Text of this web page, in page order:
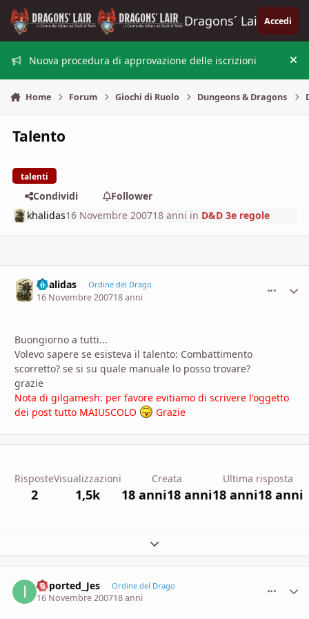
Vai al contenuto
Dragons´ Lair Accedi
Nuova procedura di approvazione delle iscrizioni
Home Forum Giochi di Ruolo Dungeons & Dragons
Talento
talenti
Condividi
Follower
khalidas16 Novembre 200718 anni in D&D 3e regole
khalidas Ordine del Drago
16 Novembre 200718 anni
Buongiorno a tutti...
Volevo sapere se esisteva il talento: Combattimento
scorretto? se si su quale manuale lo posso trovare?
grazie
Nota di gilgamesh: per favore evitiamo di scrivere l'oggetto
dei post tutto MAIUSCOLO
Grazie
Risposte
2
Visualizzazioni
1,5k
Creata
18 anni18 anni
Ultima risposta
18 anni18 anni
Espandi panoramica del topic
imported_Jes Ordine del Drago
16 Novembre 200718 anni